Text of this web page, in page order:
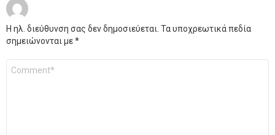
Η ηλ. διεύθυνση σας δεν δημοσιεύεται. Τα υποχρεωτικά πεδία
σημειώνονται με*